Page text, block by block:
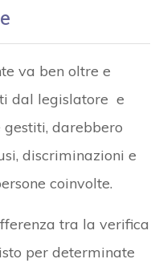
va ben oltre e
dal legislatore e
gestiti, darebbero
discriminazioni e
coinvolte.
tra la verifica
per determinate